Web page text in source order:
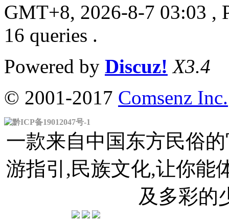
GMT+8, 2026-8-7 03:03 ,
16 queries .
Powered by Discuz! X3.4
© 2001-2017 Comsenz Inc.
黔ICP备19012047号-1
一款来自中国东方民俗
游指引,民族文化,让你能
及多彩的